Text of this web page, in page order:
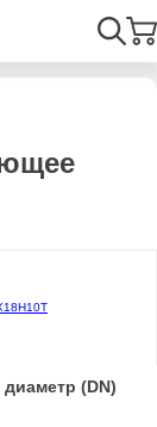
Найти
(DN)